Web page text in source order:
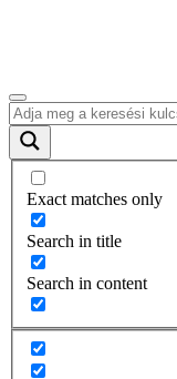
Exact matches only
Search in title
Search in content